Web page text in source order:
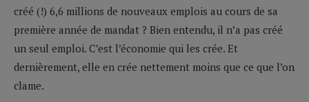
créé (!) 6,6 millions de nouveaux emplois au cours de sa
première année de mandat ? Bien entendu, il n’a pas créé
un seul emploi. C’est l’économie qui les crée. Et
dernièrement, elle en crée nettement moins que ce que l’on
clame.